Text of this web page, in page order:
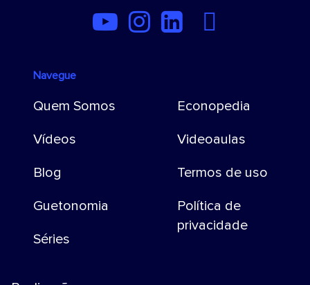
Navegue
Quem Somos
Vídeos
Blog
Guetonomia
Séries
Econopedia
Videoaulas
Termos de uso
Política de
privacidade